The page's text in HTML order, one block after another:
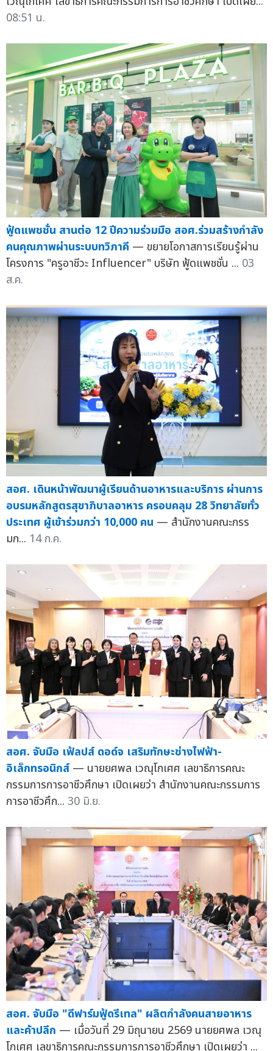
08:51 น.
ฟู้ดแพชชั่น สานต่อ 12 ปีความร่วมมือ สอศ.ร่วมสร้างกำลัง
คนคุณภาพผ่านระบบทวิภาคี — ขยายโอกาสการเรียนรู้ผ่าน
โครงการ "ครูอาชีวะ Influencer" บริษัท ฟู้ดแพชชั่น ... 03
ส.ค.
สอศ. เดินหน้าพัฒนาผู้เรียนด้านอาหารและบริการ ผ่านการ
อบรมหลักสูตรสุขาภิบาลอาหาร ครอบคลุม 28 วิทยาลัยทั่ว
ประเทศ ผู้เข้าร่วมกว่า 10,000 คน — สำนักงานคณะกรร
มก... 14 ก.ค.
สอศ. จับมือ เฟ้ลปส์ ดอด์จ เสริมทักษะช่างไฟฟ้า-
อิเล็กทรอนิกส์ — นายยศพล เวณุโกเศศ เลขาธิการคณะ
กรรมการการอาชีวศึกษา เปิดเผยว่า สำนักงานคณะกรรมการ
การอาชีวศึก... 30 มิ.ย.
สอศ. จับมือ "ดีฟาร์มฟู้ดรีเทล" ผลิตกำลังคนสายอาหาร
และค้าปลีก — เมื่อวันที่ 29 มิถุนายน 2569 นายยศพล เวณุ
โกเศศ เลขาธิการคณะกรรมการการอาชีวศึกษา เปิดเผยว่า ...